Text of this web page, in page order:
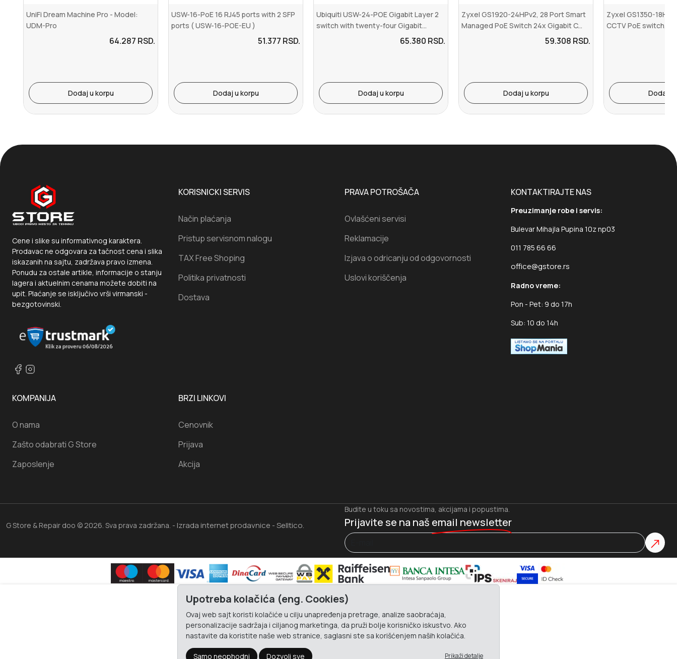
UniFi Dream Machine Pro - Model:
UDM-Pro
64.287 RSD.
Dodaj u korpu
USW-16-PoE 16 RJ45 ports with 2 SFP
ports ( USW-16-POE-EU )
51.377 RSD.
Dodaj u korpu
Ubiquiti USW-24-POE Gigabit Layer 2
switch with twenty-four Gigabit...
65.380 RSD.
Dodaj u korpu
Zyxel GS1920-24HPv2, 28 Port Smart
Managed PoE Switch 24x Gigabit C...
59.308 RSD.
Dodaj u korpu
Zyxel GS1350-
CCTV PoE switch,
Dodaj u
Cene i slike su informativnog karaktera.
Prodavac ne odgovara za tačnost cena i slika
iskazanih na sajtu, zadržava pravo izmena.
Ponudu za ostale artikle, informacije o stanju
lagera i aktuelnim cenama možete dobiti na
upit. Plaćanje se isključivo vrši virmanski -
bezgotovinski.
KORISNICKI SERVIS
Način plaćanja
Pristup servisnom nalogu
TAX Free Shoping
Politika privatnosti
Dostava
PRAVA POTROŠAČA
Ovlašćeni servisi
Reklamacije
Izjava o odricanju od odgovornosti
Uslovi koriščenja
KONTAKTIRAJTE NAS
Preuzimanje robe i servis:
Bulevar Mihajla Pupina 10z np03
011 785 66 66
office@gstore.rs
Radno vreme:
Pon - Pet: 9 do 17h
Sub: 10 do 14h
KOMPANIJA
O nama
Zašto odabrati G Store
Zaposlenje
BRZI LINKOVI
Cenovnik
Prijava
Akcija
G Store & Repair doo © 2026. Sva prava zadržana. - Izrada internet prodavnice - Selltico.
Budite u toku sa novostima, akcijama i popustima.
Prijavite se na naš email newsletter
Upotreba kolačića (eng. Cookies)
Ovaj web sajt koristi kolačiće u cilju unapređenja pretrage, analize saobraćaja,
personalizacije sadržaja i ciljanog marketinga, da pruži bolje korisničko iskustvo. Ako
nastavite da koristite naše web stranice, saglasni ste sa korišćenjem naših kolačića.
Samo neophodni Dozvoli sve Prikaži detalje